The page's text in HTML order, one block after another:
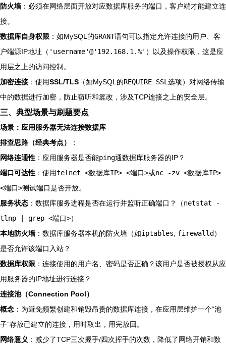
防火墙：必须在网络层面开放对应数据库服务的端口，客户端才能建立连
接。
数据库自身权限 ：如MySQL的GRANT语句可以指定允许连接的用户、客
户端源IP地址（ 'username'@'192.168.1.%' ）以及操作权限，这是应
用层之上的访问控制。
加密连接 ：使用SSL/TLS （如MySQL的REQUIRE SSL 选项）对网络传输
中的数据进行加密，防止窃听和篡改，涉及TCP连接之上的安全层。
三、典型场景与刷题要点
场景：应用服务器无法连接数据库
排查思路（经典考点）
：
网络连通性 ：应用服务器是否能ping通数据库服务器的IP？
端口可达性 ：使用telnet <数据库IP> <端口>或nc -zv <数据库IP>
<端口>测试端口是否开放。
服务状态 ：数据库服务进程是否在运行并监听正确端口？（netstat -
tlnp | grep <端口>）
本地防火墙：数据库服务器本机的防火墙（如iptables firewalld ）
是否允许该端口入站？
数据库权限 ：连接使用的用户名、密码是否正确？该用户是否被授权从应
用服务器的IP地址进行连接？
连接池（Connection Pool）
概念 ：为避免频繁创建和销毁昂贵的数据库连接，在应用层维护一个“池
子”存放已建立的连接，用时取出，用完放回。
网络意义 ：减少了TCP三次握手/四次挥手的次数，降低了网络开销和数